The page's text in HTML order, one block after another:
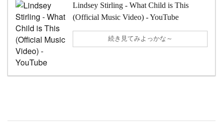
Lindsey Stirling - What Child is This
(Official Music Video) - YouTube
続き見てみよっかな～